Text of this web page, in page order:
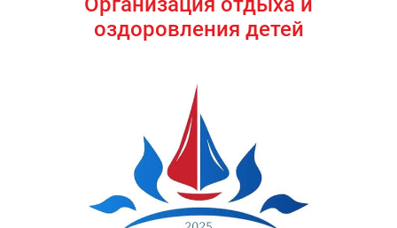
оздоровления детей